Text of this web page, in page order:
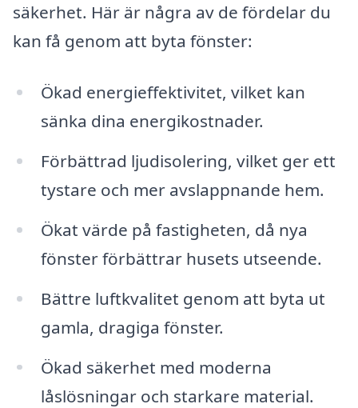
säkerhet. Här är några av de fördelar du
kan få genom att byta fönster:
Ökad energieffektivitet, vilket kan
sänka dina energikostnader.
Förbättrad ljudisolering, vilket ger ett
tystare och mer avslappnande hem.
Ökat värde på fastigheten, då nya
fönster förbättrar husets utseende.
Bättre luftkvalitet genom att byta ut
gamla, dragiga fönster.
Ökad säkerhet med moderna
låslösningar och starkare material.